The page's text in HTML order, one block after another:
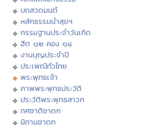
บทสวดมนต์
หลักธรรมนำสุขฯ
กรรมฐานประจำวันเกิด
ฮีต ๑๒ คอง ๑๔
งานบุญประจำปี
ประเพณีทั่วไทย
พระพุทธเจ้า
ภาพพระพุทธประวัติ
ประวัติพระพุทธสาวก
ทศชาติชาดก
นิทานชาดก